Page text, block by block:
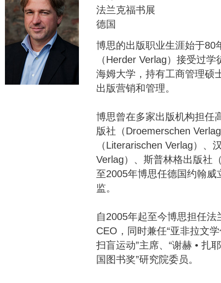
法兰克福书展
德国
博思的出版职业生涯始于80
（Herder Verlag）接受过
海姆大学，持有工商管理硕
出版营销和管理。
博思曾在多家出版机构担任
版社（Droemerschen
（Literarischen Verlag）、
Verlag）、斯普林格出版社
至2005年博思任德国约翰
监。
自2005年起至今博思担任
CEO，同时兼任“亚非拉文
扫盲运动”主席、“谢赫 • 扎
国图书奖”研究院委员。